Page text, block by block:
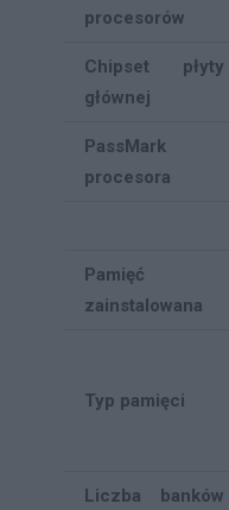
procesorów
Chipset płyty
głównej
PassMark
procesora
Pamięć
zainstalowana
Typ pamięci
Liczba banków